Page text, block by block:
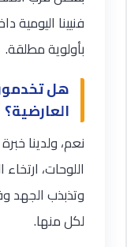
فنيينا اليومية
بأولوية مطلقة.
هل
العارضية؟
نعم، ولدينا
اللوحات،
وتذبذب الجهد
لكل منها.